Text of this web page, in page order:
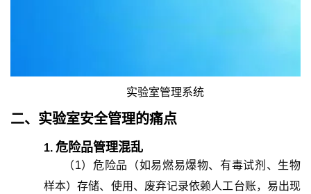
实验室管理系统
二、 实验室安全管理的痛点
1. 危险品管理混乱
（1） 危险品（如易燃易爆物、有毒试剂、生物
样本）存储、使用、废弃记录依赖人工台账，易出现